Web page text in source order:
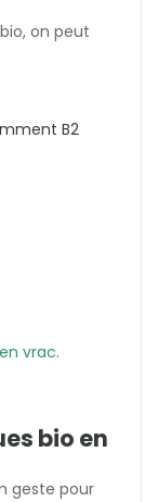
on peut
B2
vrac.
bio en
geste pour